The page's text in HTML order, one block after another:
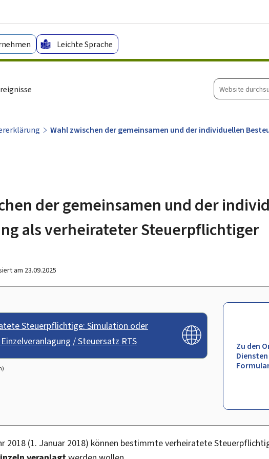
Leichte Sprache
Website
durchsuchen
Wahl zwischen der gemeinsamen und der individuellen
der gemeinsamen und der
als verheirateter Steuerpflichtiger
am 23.09.2025
Steuerpflichtige: Simulation oder
/ Steuersatz RTS
Zu den
2018 (1. Januar 2018) können bestimmte verheiratete